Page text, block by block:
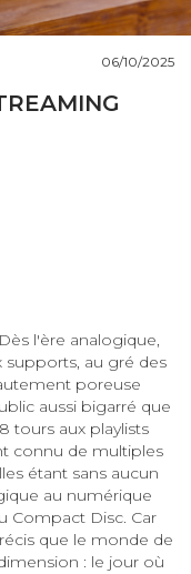
06/10/2025
l'ère analogique,
supports, au gré des
poreuse
aussi bigarré que
tours aux playlists
connu de multiples
étant sans aucun
au numérique
Compact Disc. Car
que le monde de
: le jour où